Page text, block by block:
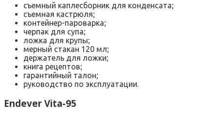
съемный каплесборник для конденсата;
съемная кастрюля;
контейнер-пароварка;
черпак для супа;
ложка для крупы;
мерный стакан 120 мл;
держатель для ложки;
книга рецептов;
гарантийный талон;
руководство по эксплуатации.
Endever Vita-95